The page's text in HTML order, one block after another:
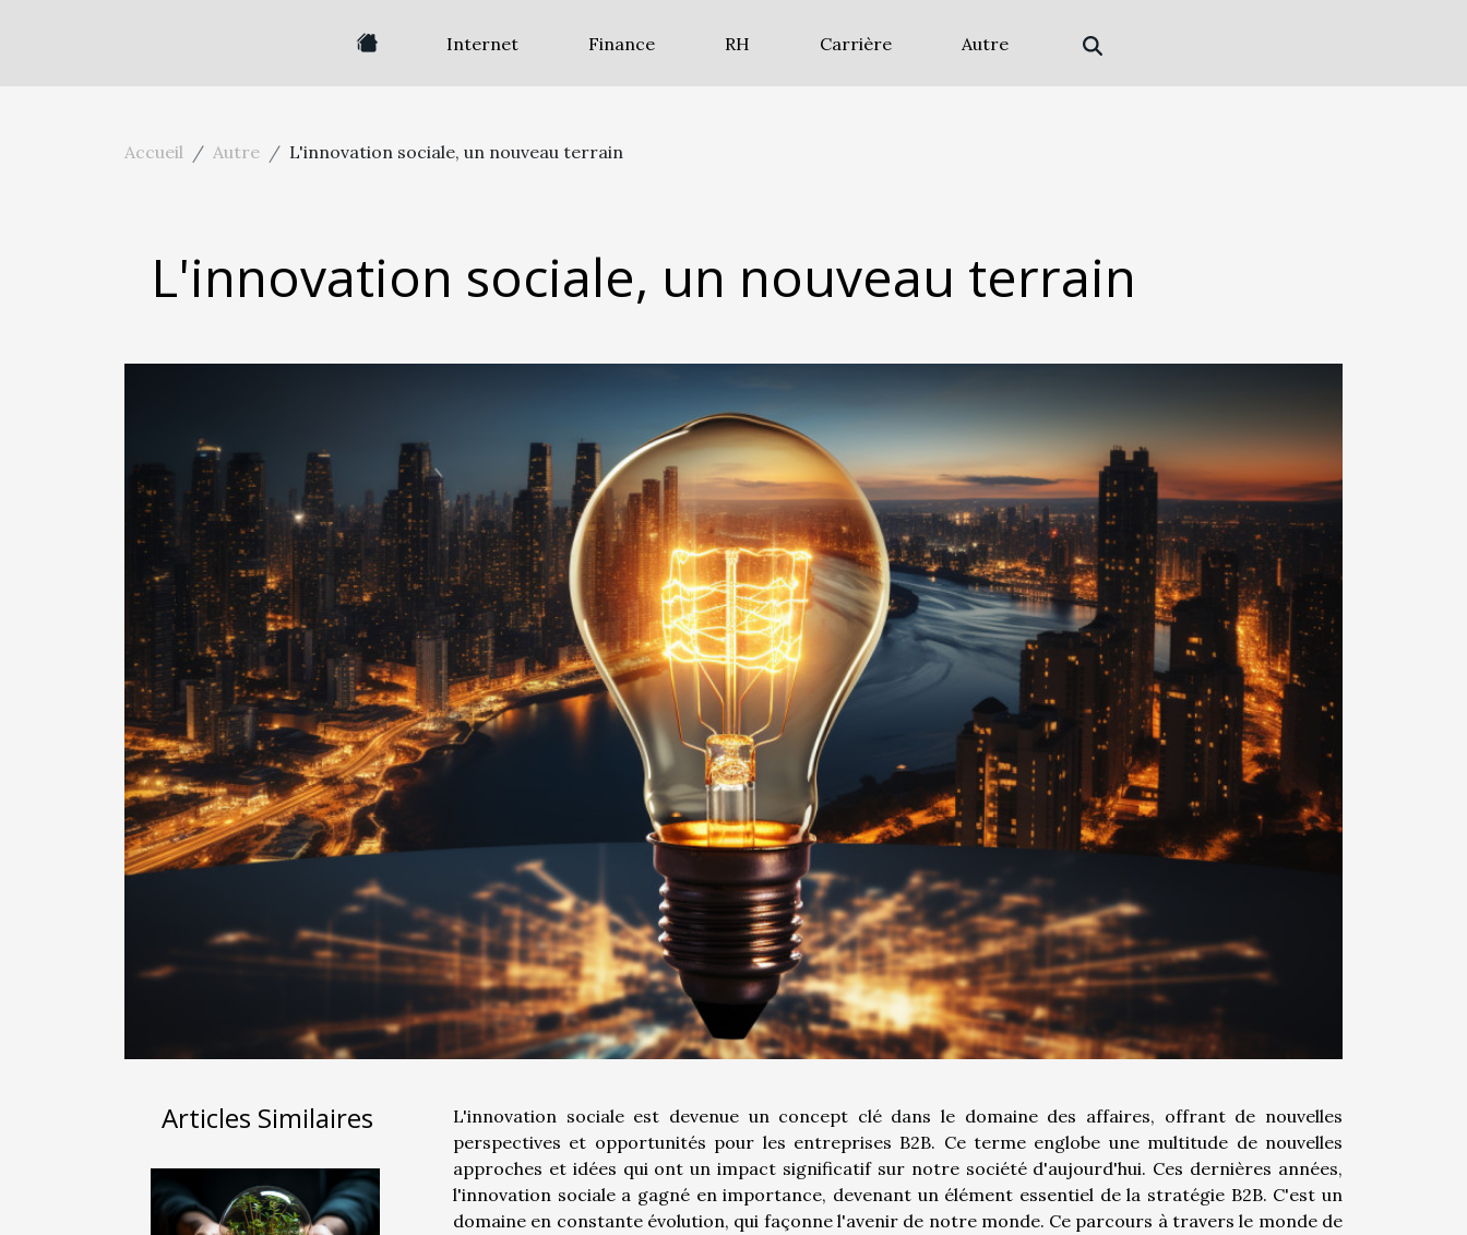
Internet Finance RH Carrière Autre
Accueil Autre L'innovation sociale, un nouveau terrain
L'innovation sociale, un nouveau terrain
Articles Similaires
L'innovation sociale est devenue un concept clé dans le domaine des affaires, offrant de nouvelles
perspectives et opportunités pour les entreprises B2B. Ce terme englobe une multitude de nouvelles
approches et idées qui ont un impact significatif sur notre société d'aujourd'hui. Ces dernières années,
l'innovation sociale a gagné en importance, devenant un élément essentiel de la stratégie B2B. C'est un
domaine en constante évolution, qui façonne l'avenir de notre monde. Ce parcours à travers le monde de